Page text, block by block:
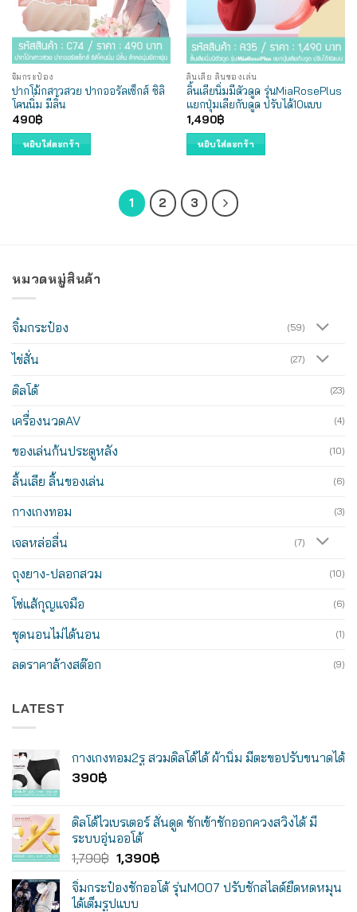
จิ๋มกระป๋อง
ปากโม้กสาวสวย ปากออรัลเซ็กส์ ซิลิ
โคนนิ่ม มีลิ้น
490฿
หยิบใส่ตะกร้า
ลิ้นเลีย ลิ้นของเล่น
ลิ้นเลียนิ่มมีตัวดูด รุ่นMiaRosePlus
แยกปุ่มเลียกับดูด ปรับได้10แบบ
1,490฿
หยิบใส่ตะกร้า
1 2 3
หมวดหมู่สินค้า
จิ๋มกระป๋อง (59)
ไข่สั่น (27)
ดิลโด้ (23)
เครื่องนวดAV (4)
ของเล่นก้นประตูหลัง (10)
ลิ้นเลีย ลิ้นของเล่น (6)
กางเกงทอม (3)
เจลหล่อลื่น (7)
ถุงยาง-ปลอกสวม (10)
โซ่แส้กุญแจมือ (6)
ชุดนอนไม่ได้นอน (1)
ลดราคาล้างสต๊อก (9)
LATEST
กางเกงทอม2รู สวมดิลโด้ได้ ผ้านิ่ม มีตะขอปรับขนาดได้
390฿
ดิลโด้ไวเบรเตอร์ สั่นดูด ชักเข้าชักออกควงสวิงได้ มี
ระบบอุ่นออโต้
1,790฿ Original
was:
1,790฿.
1,390฿Current
is:
จิ๋มกระป๋องชักออโต้ รุ่นM007 ปรับชักสไลด์ยืดหดหมุน
ได้เต็มรูปแบบ